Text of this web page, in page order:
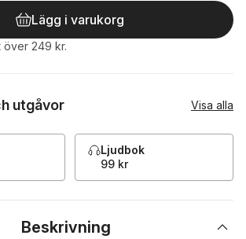
Lägg i varukorg
över 249 kr.
utgåvor Visa alla
Ljudbok
99 kr
Beskrivning